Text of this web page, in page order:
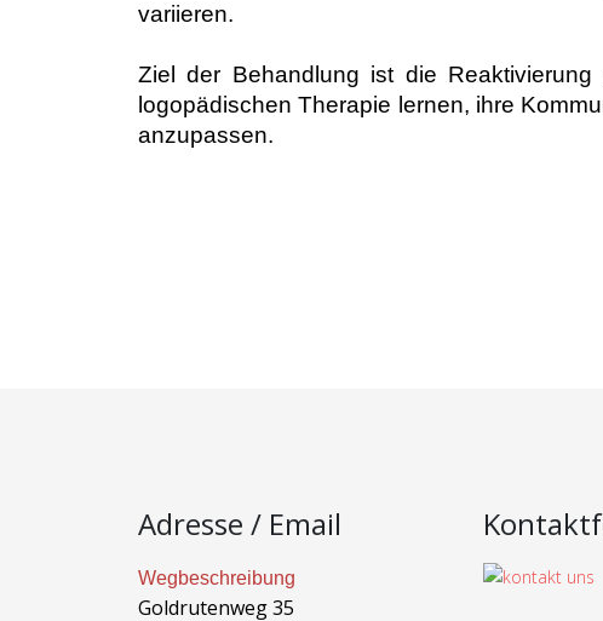
variieren.
Ziel der Behandlung ist die
logopädischen Therapie lernen, ihre
anzupassen.
Adresse / Email
Wegbeschreibung
Goldrutenweg 35